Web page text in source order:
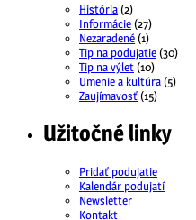
História(2)
Informácie(27)
Nezaradené(1)
Tip na podujatie(30)
Tip na výlet(10)
Umenie a kultúra(5)
Zaujímavosť(15)
Užitočné linky
Pridať podujatie
Kalendár podujatí
Newsletter
Kontakt